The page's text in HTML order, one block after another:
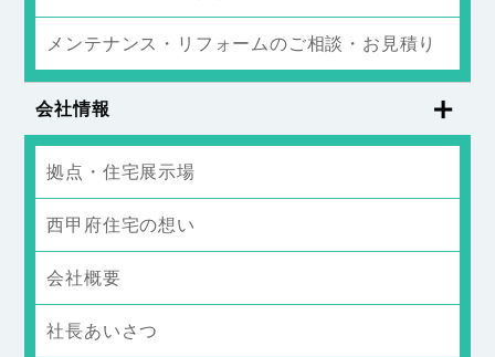
メンテナンス・リフォームのご相談・お見積り
会社情報
拠点・住宅展示場
西甲府住宅の想い
会社概要
社長あいさつ